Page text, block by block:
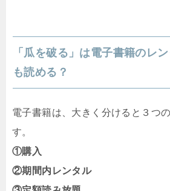
「瓜を破る」は電子書籍のレ
も読める？
電子書籍は、大きく分けると３つ
す。
①購入
②期間内レンタル